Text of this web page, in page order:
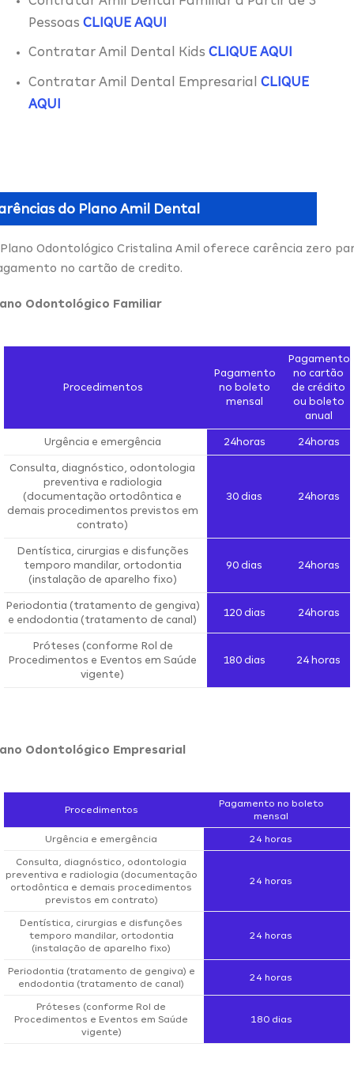
Pessoas CLIQUE AQUI
Contratar Amil Dental Kids CLIQUE AQUI
Contratar Amil Dental Empresarial CLIQUE
AQUI
do Plano Amil Dental
Odontológico Cristalina Amil oferece carência zero
no cartão de credito.
Odontológico Familiar
Procedimentos
Pagamento
no boleto
mensal
Pagamento
no cartão
de crédito
ou boleto
anual
Urgência e emergência 24horas 24horas
Consulta, diagnóstico, odontologia
preventiva e radiologia
(documentação ortodôntica e
demais procedimentos previstos em
contrato)
30 dias 24horas
Dentística, cirurgias e disfunções
temporo mandilar, ortodontia
(instalação de aparelho fixo)
90 dias 24horas
Periodontia (tratamento de gengiva)
e endodontia (tratamento de canal)
120 dias 24horas
Próteses (conforme Rol de
Procedimentos e Eventos em Saúde
vigente)
180 dias 24 horas
Odontológico Empresarial
Procedimentos
Pagamento no boleto
mensal
Urgência e emergência 24 horas
Consulta, diagnóstico, odontologia
preventiva e radiologia (documentação
ortodôntica e demais procedimentos
previstos em contrato)
24 horas
Dentística, cirurgias e disfunções
temporo mandilar, ortodontia
(instalação de aparelho fixo)
24 horas
Periodontia (tratamento de gengiva) e
endodontia (tratamento de canal)
24 horas
Próteses (conforme Rol de
Procedimentos e Eventos em Saúde
vigente)
180 dias